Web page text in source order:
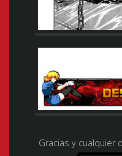
Gracias y cualquier